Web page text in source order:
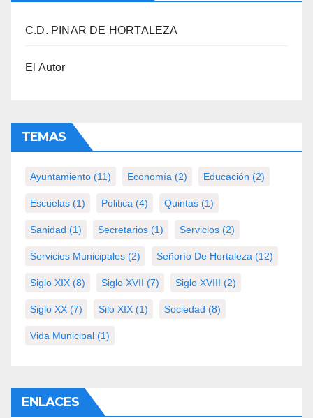
C.D. PINAR DE HORTALEZA
El Autor
TEMAS
Ayuntamiento (11) Economía (2) Educación (2)
Escuelas (1) Politica (4) Quintas (1)
Sanidad (1) Secretarios (1) Servicios (2)
Servicios Municipales (2) Señorío De Hortaleza (12)
Siglo XIX (8) Siglo XVII (7) Siglo XVIII (2)
Siglo XX (7) Silo XIX (1) Sociedad (8)
Vida Municipal (1)
ENLACES